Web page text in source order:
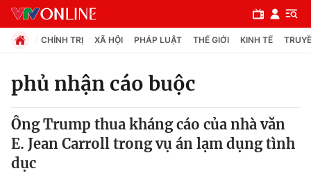
Chuyên mục
Chính trị
CHÍNH TRỊ XÃ HỘI PHÁP LUẬT THẾ GIỚI KINH TẾ
phủ nhận cáo buộc
Ông Trump thua kháng cáo của nhà văn
E. Jean Carroll trong vụ án lạm dụng tình
dục